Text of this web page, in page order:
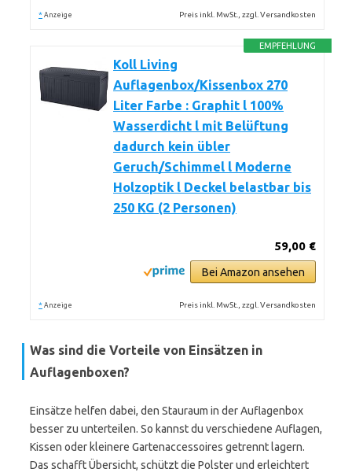
* Anzeige Preis inkl. MwSt., zzgl. Versandkosten
EMPFEHLUNG
Koll Living
Auflagenbox/Kissenbox 270
Liter Farbe : Graphit l 100%
Wasserdicht l mit Belüftung
dadurch kein übler
Geruch/Schimmel l Moderne
Holzoptik l Deckel belastbar bis
250 KG (2 Personen)
59,00 €
Bei Amazon ansehen
* Anzeige Preis inkl. MwSt., zzgl. Versandkosten
Was sind die Vorteile von Einsätzen in
Auflagenboxen?
Einsätze helfen dabei, den Stauraum in der Auflagenbox
besser zu unterteilen. So kannst du verschiedene Auflagen,
Kissen oder kleinere Gartenaccessoires getrennt lagern.
Das schafft Übersicht, schützt die Polster und erleichtert